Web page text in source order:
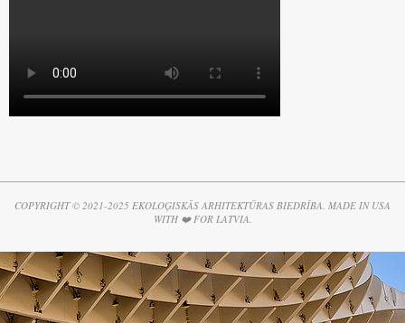
COPYRIGHT © 2021-2025 EKOLOĢISKĀS ARHITEKTŪRAS BIEDRĪBA. MADE IN USA
WITH ❤️ FOR LATVIA.